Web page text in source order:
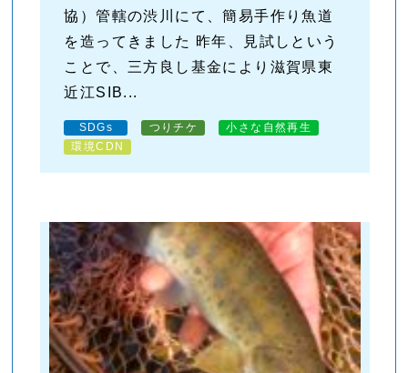
協）管轄の渋川にて、簡易手作り魚道
を造ってきました 昨年、見試しという
ことで、三方良し基金により滋賀県東
近江SIB...
SDGs つりチケ
小さな自然再生
環境CDN